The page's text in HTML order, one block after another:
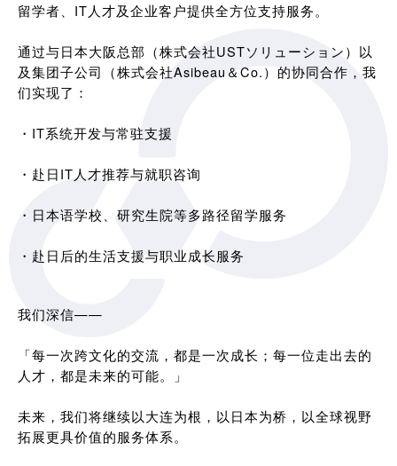
留学者、IT人才及企业客户提供全方位支持服务。
通过与日本大阪总部（株式会社USTソリューション）以
及集团子公司（株式会社Asibeau＆Co.）的协同合作，我
们实现了：
・IT系统开发与常驻支援
・赴日IT人才推荐与就职咨询
・日本语学校、研究生院等多路径留学服务
・赴日后的生活支援与职业成长服务
我们深信——
「每一次跨文化的交流，都是一次成长；每一位走出去的
人才，都是未来的可能。」
未来，我们将继续以大连为根，以日本为桥，以全球视野
拓展更具价值的服务体系。